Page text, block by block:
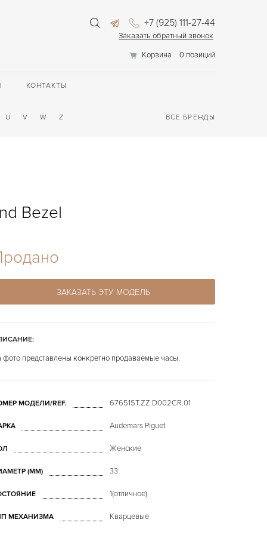
+7 (925) 111-27-44
Заказать обратный звонок
Корзина
0 позиций
КОНТАКТЫ
U V W Z ВСЕ БРЕНДЫ
Bezel
ЗАКАЗАТЬ ЭТУ МОДЕЛЬ
фото представлены конкретно продаваемые часы.
МОДЕЛИ/REF. 67651ST.ZZ.D002CR.01
Audemars Piguet
Женские
(MM) 33
1(отличное)
МЕХАНИЗМА Кварцевые